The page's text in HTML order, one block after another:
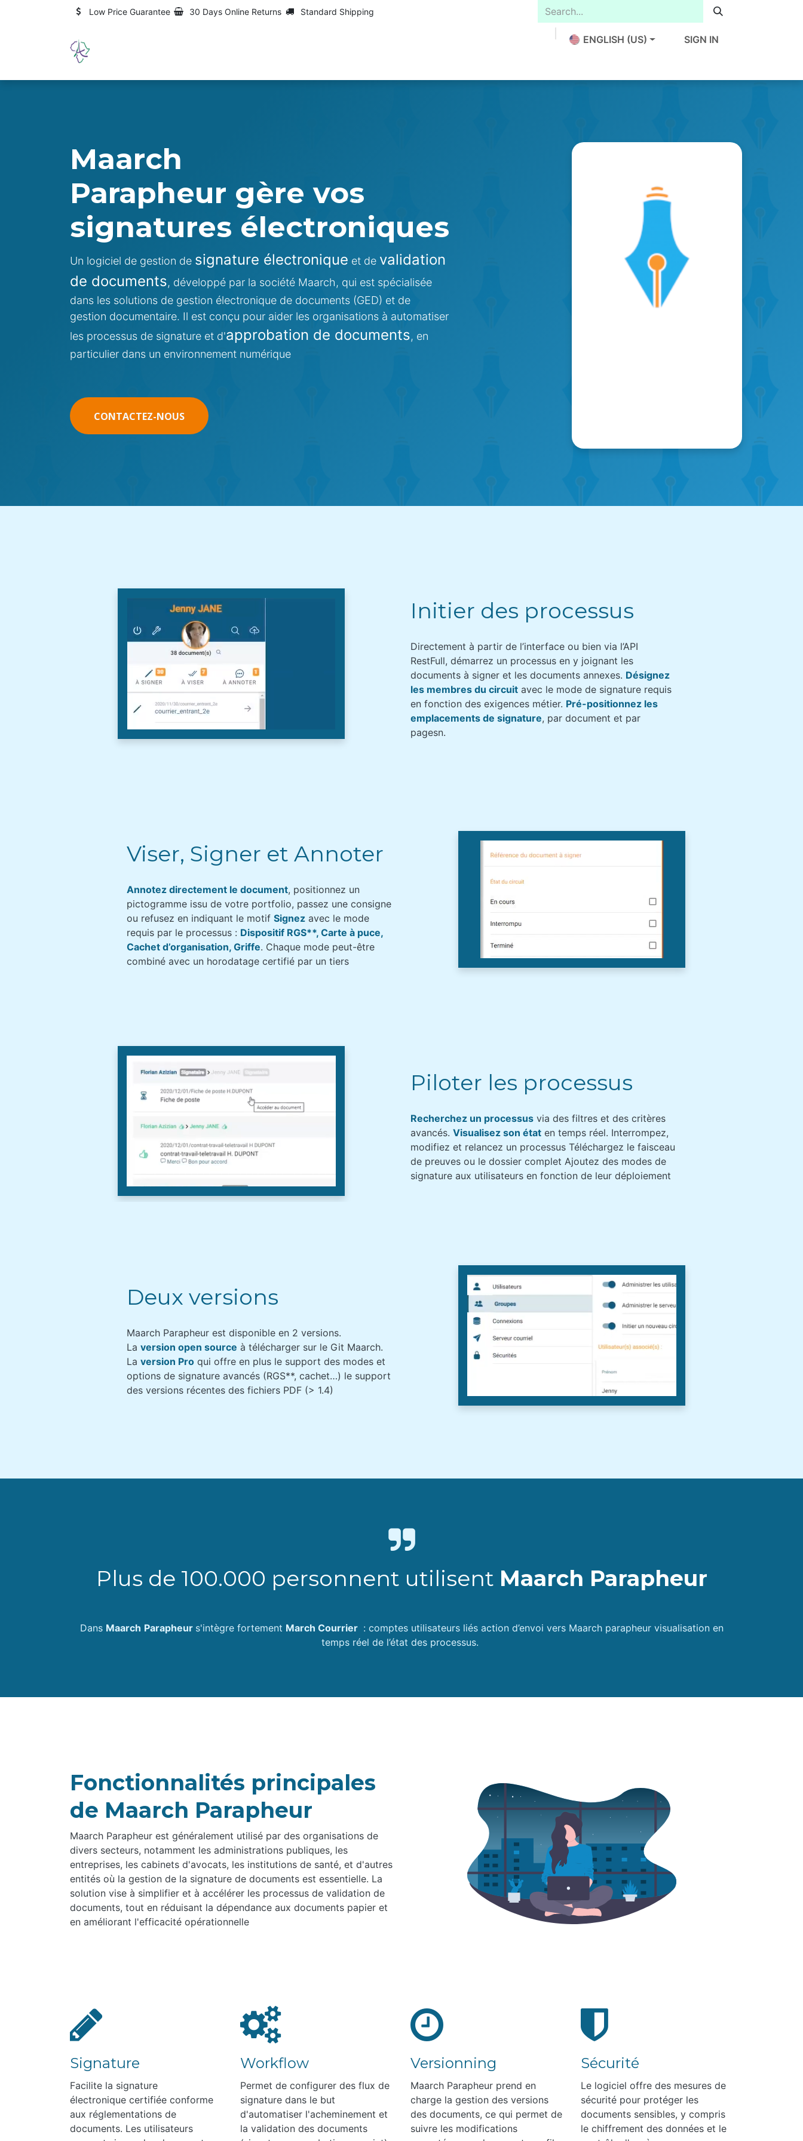
Low Price Guarantee 30 Days Online Returns Standard Shipping
ENGLISH (US)
SIGN IN
Maarch
Parapheur gère vos
signatures électroniques
Un logiciel de gestion de signature électronique et de validation
de documents, développé par la société Maarch, qui est spécialisée
dans les solutions de gestion électronique de documents (GED) et de
gestion documentaire. Il est conçu pour aider les organisations à automatiser
les processus de signature et d'approbation de documents, en
particulier dans un environnement numérique
CONTACTEZ-NOUS​​​​
Initier des processus
Directement à partir de l’interface ou bien via l’API
RestFull, démarrez un processus en y joignant les
documents à signer et les documents annexes. Désignez
les membres du circuit avec le mode de signature requis
en fonction des exigences métier. Pré-positionnez les
emplacements de signature, par document et par
pagesn.
Viser, Signer et Annoter
Annotez directement le document, positionnez un
pictogramme issu de votre portfolio, passez une consigne
ou refusez en indiquant le motif Signez avec le mode
requis par le processus : Dispositif RGS**, Carte à puce,
Cachet d’organisation, Griffe. Chaque mode peut-être
combiné avec un horodatage certifié par un tiers
Piloter les processus
Recherchez un processus via des filtres et des critères
avancés. Visualisez son état en temps réel. Interrompez,
modifiez et relancez un processus Téléchargez le faisceau
de preuves ou le dossier complet Ajoutez des modes de
signature aux utilisateurs en fonction de leur déploiement​
Deux versions
Maarch Parapheur est disponible en 2 versions.
La version open source à télécharger sur le Git Maarch.
La version Pro qui offre en plus le support des modes et
options de signature avancés (RGS**, cachet…) le support
des versions récentes des fichiers PDF (> 1.4)​
Plus de 100.000 personnent utilisent Maarch Parapheur
Dans Maarch Parapheur s'intègre fortement March Courrier : comptes utilisateurs liés action d’envoi vers Maarch parapheur visualisation en
temps réel de l’état des processus.
Fonctionnalités principales
de Maarch Parapheur
Maarch Parapheur est généralement utilisé par des organisations de
divers secteurs, notamment les administrations publiques, les
entreprises, les cabinets d'avocats, les institutions de santé, et d'autres
entités où la gestion de la signature de documents est essentielle. La
solution vise à simplifier et à accélérer les processus de validation de
documents, tout en réduisant la dépendance aux documents papier et
en améliorant l'efficacité opérationnelle
Signature
Facilite la signature
électronique certifiée conforme
aux réglementations de
documents. Les utilisateurs
Workflow
Permet de configurer des flux de
signature dans le but
d'automatiser l'acheminement et
la validation des documents
Versionning
Maarch Parapheur prend en
charge la gestion des versions
des documents, ce qui permet de
suivre les modifications
Sécurité
Le logiciel offre des mesures de
sécurité pour protéger les
documents sensibles, y compris
le chiffrement des données et le